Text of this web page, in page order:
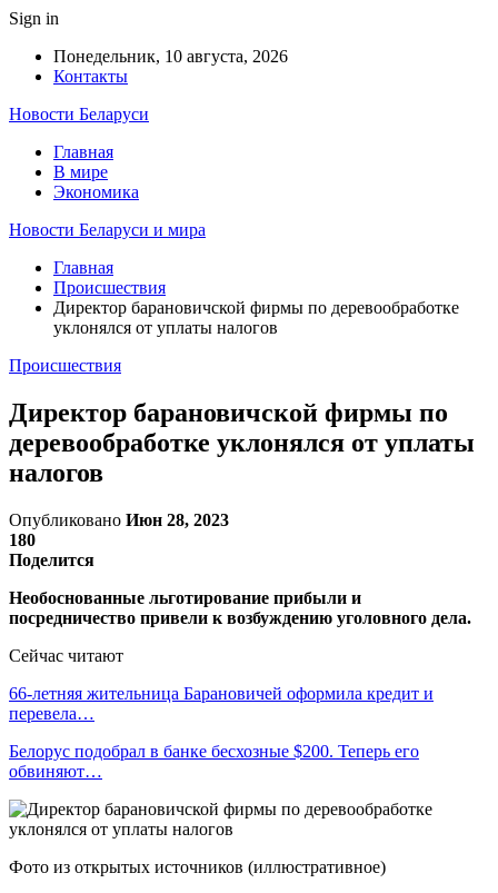
Sign in
Понедельник, 10 августа, 2026
Контакты
Новости Беларуси
Главная
В мире
Экономика
Новости Беларуси и мира
Главная
Происшествия
Директор барановичской фирмы по деревообработке
уклонялся от уплаты налогов
Происшествия
Директор барановичской фирмы по
деревообработке уклонялся от уплаты
налогов
Опубликовано Июн 28, 2023
180
Поделится
Необоснованные льготирование прибыли и
посредничество привели к возбуждению уголовного дела.
Сейчас читают
66-летняя жительница Барановичей оформила кредит и
перевела…
Белорус подобрал в банке бесхозные $200. Теперь его
обвиняют…
Фото из открытых источников (иллюстративное)